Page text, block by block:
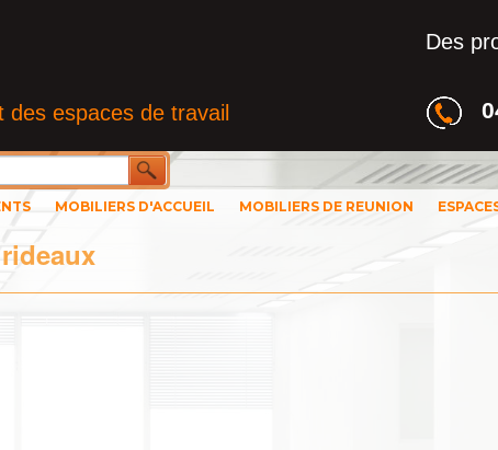
des espaces de travail
Des
MOBILIERS D'ACCUEIL MOBILIERS DE REUNION